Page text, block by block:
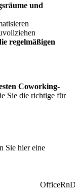
und
regelmäßigen
Coworking-
Sie die richtige für
Sie hier eine